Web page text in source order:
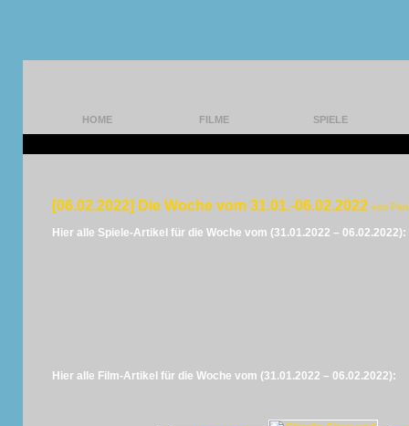
HOME FILME SPIELE
[06.02.2022] Die Woche vom 31.01.-06.02.2022 von
Hier alle Spiele-Artikel für die Woche vom (31.01.2022 – 06.02.2022):
Hier alle Film-Artikel für die Woche vom (31.01.2022 – 06.02.2022):